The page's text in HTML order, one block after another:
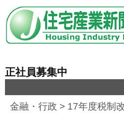
正社員募集中
金融・行政 > 17年度税制